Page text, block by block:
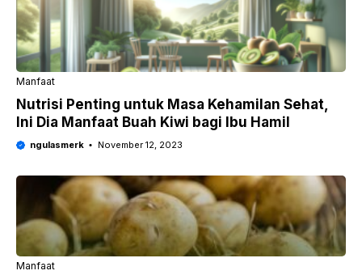
Manfaat
Nutrisi Penting untuk Masa Kehamilan Sehat,
Ini Dia Manfaat Buah Kiwi bagi Ibu Hamil
ngulasmerk November 12, 2023
Manfaat